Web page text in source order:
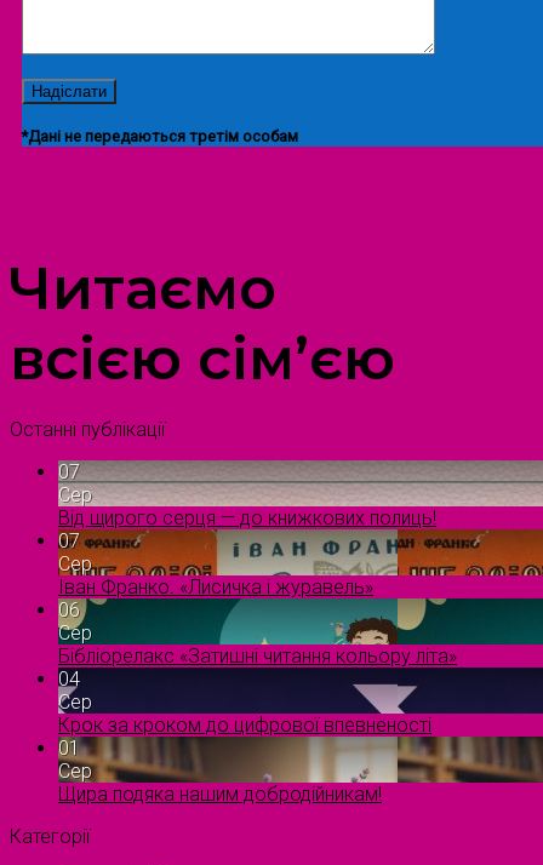
*Дані не передаються третім особам
Читаємо
всією сім’єю
Останні публікації
07
Сер
Від щирого серця — до книжкових полиць!
07
Сер
Іван Франко. «Лисичка і журавель»
06
Сер
Бібліорелакс «Затишні читання кольору літа»
04
Сер
Крок за кроком до цифрової впевненості
01
Сер
Щира подяка нашим добродійникам!
Категорії